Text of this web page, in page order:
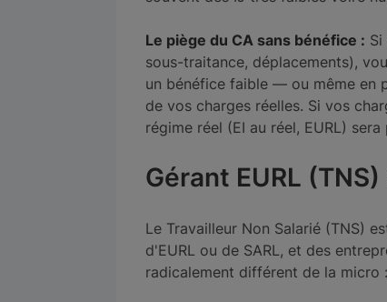
Le piège du CA sans bénéfice :
sous-traitance, déplacements),
un bénéfice faible — ou même en
de vos charges réelles. Si vos
régime réel (EI au réel, EURL)
Gérant EURL
Le Travailleur Non Salarié (TNS)
d'EURL ou de SARL, et des
radicalement différent de la micro